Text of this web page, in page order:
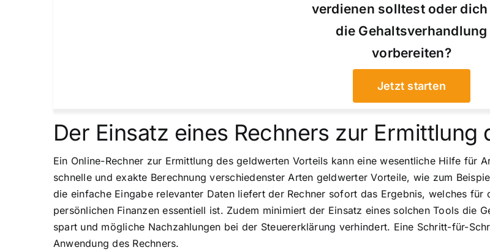
verdienen solltest oder
die Gehaltsverhandlung
vorbereiten?
Jetzt starten
Der Einsatz eines Rechners zur
Ein Online-Rechner zur Ermittlung des geldwerten Vorteils kann eine wesentliche Hilfe für
schnelle und exakte Berechnung verschiedenster Arten geldwerter Vorteile, wie zum
die einfache Eingabe relevanter Daten liefert der Rechner sofort das Ergebnis, welches
persönlichen Finanzen essentiell ist. Zudem minimiert der Einsatz eines solchen Tools die
spart und mögliche Nachzahlungen bei der Steuererklärung verhindert. Eine Schritt-für-
Anwendung des Rechners.